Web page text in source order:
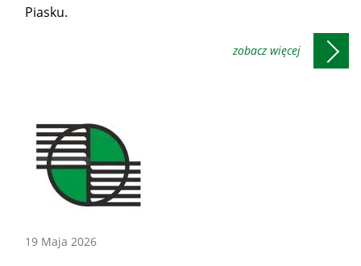
Piasku.
19 Maja 2026Konferencje